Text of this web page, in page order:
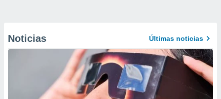
Noticias Últimas noticias